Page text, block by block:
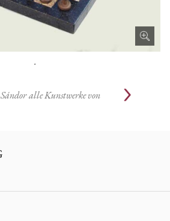
.
alle Kunstwerke von